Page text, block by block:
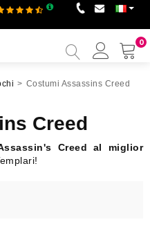
0
mio
> Costumi Assassins Creed
Creed
Creed al miglior